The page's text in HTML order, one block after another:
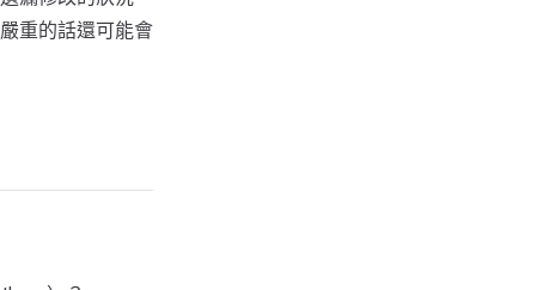
重的話還可能會